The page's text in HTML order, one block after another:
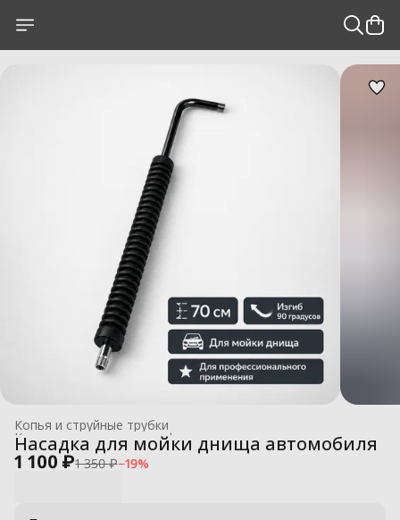
Копья и струйные трубки
Комплектующие для профессиональных моек высокого
Главная ›
Насадка для мойки днища автомобиля
1 100 ₽1 350 ₽−19%